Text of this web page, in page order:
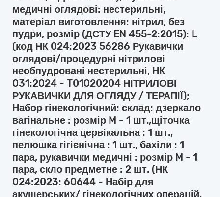
медичні оглядові: нестерильні,
матеріал виготовлення: нітрил, без
пудри, розмір (ДСТУ EN 455-2:2015): L
(код НК 024:2023 56286 Рукавички
оглядові/процедурні нітрилові
необпудровані нестерильні, НК
031:2024 - T01020204 НІТРИЛОВІ
РУКАВИЧКИ ДЛЯ ОГЛЯДУ / ТЕРАПІЇ);
Набор гінекологічний: склад: дзеркало
вагінальне : розмір M - 1 шт.,щіточка
гінекологічна цервікальна : 1 шт.,
пелюшка гігієнічна : 1 шт., бахіли : 1
пара, рукавички медичні : розмір M - 1
пара, скло предметне : 2 шт. (НК
024:2023: 60644 - Набір для
акушерських/ гінекологічних операцій,